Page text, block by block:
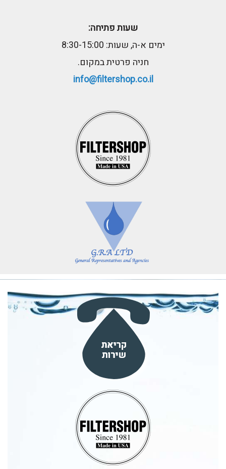
שעות פתיחה:
ימים א-ה, שעות: 8:30-15:00
חניה פרטית במקום.
info@filtershop.co.il